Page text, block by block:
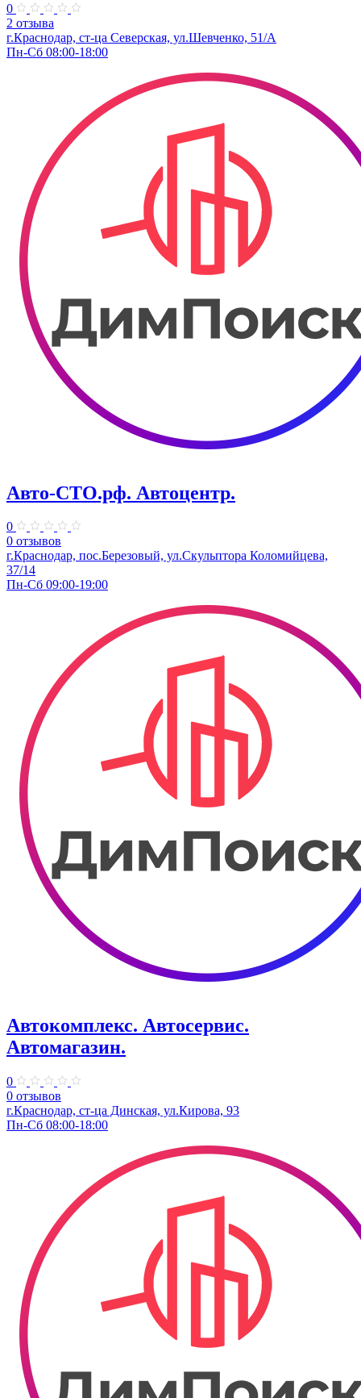
0
2 отзыва
г.Краснодар, ст-ца Северская, ул.Шевченко, 51/А
Пн-Сб 08:00-18:00
Авто-СТО.рф. Автоцентр.
0
0 отзывов
г.Краснодар, пос.Березовый, ул.Скульптора Коломийцева,
37/14
Пн-Сб 09:00-19:00
Автокомплекс. Автосервис.
Автомагазин.
0
0 отзывов
г.Краснодар, ст-ца Динская, ул.Кирова, 93
Пн-Сб 08:00-18:00